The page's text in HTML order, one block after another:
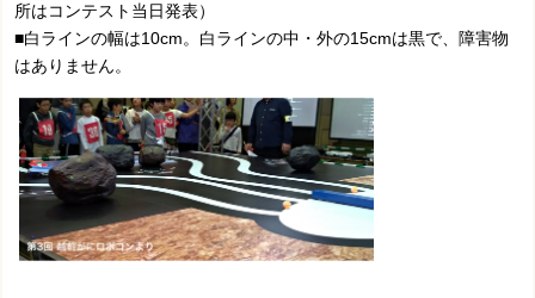
所はコンテスト当日発表）
■白ラインの幅は10cm。白ラインの中・外の15cmは黒で、障害物
はありません。